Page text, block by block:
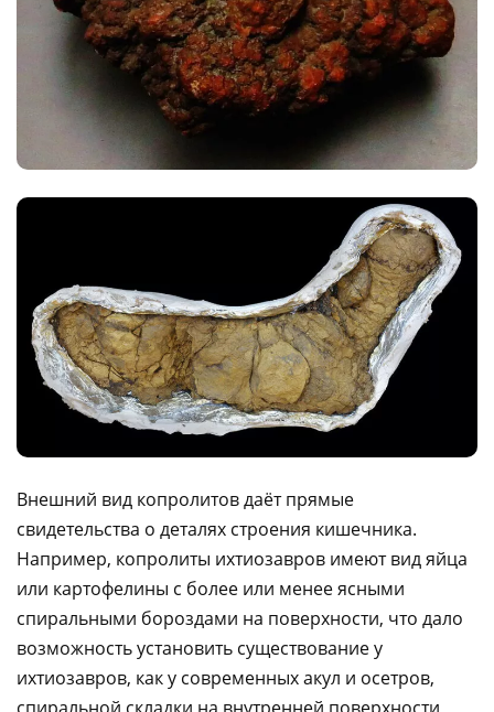
Внешний вид копролитов даёт прямые
свидетельства о деталях строения кишечника.
Например, копролиты ихтиозавров имеют вид яйца
или картофелины с более или менее ясными
спиральными бороздами на поверхности, что дало
возможность установить существование у
ихтиозавров, как у современных акул и осетров,
спиральной складки на внутренней поверхности